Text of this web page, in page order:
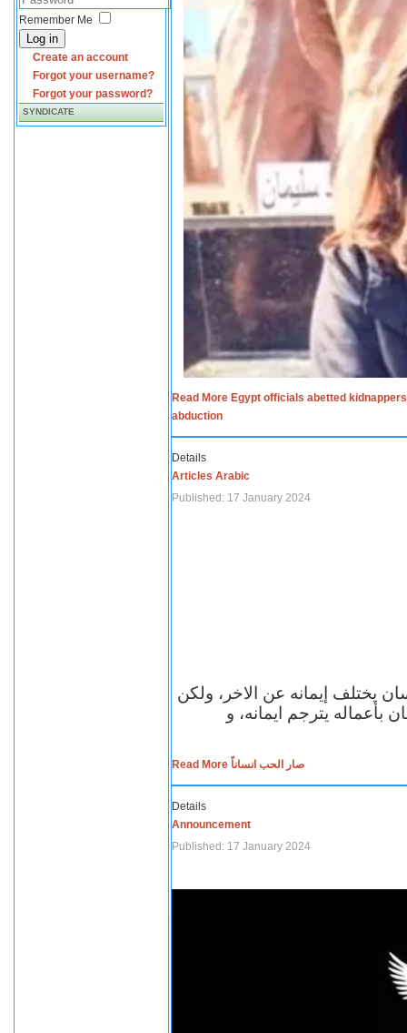
Remember Me
Log in
Create an account
Forgot your username?
Forgot your password?
SYNDICATE
Read More Egypt officials abetted
abduction
Details
Articles Arabic
Published: 17 January 2024
يختلف إيمانه عن الاخر، ولكن
بأعماله يترجم ايمانه، و
Read More صار الحب انساناً
Details
Announcement
Published: 17 January 2024